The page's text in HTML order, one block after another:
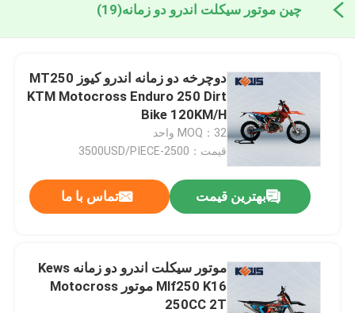
چین موتور سیکلت اندرو دو زمانه(19)
دوچرخه دو زمانه اندرو کیوز MT250
KTM Motocross Enduro 250 Dirt
Bike 120KM/H
MOQ：32 واحد
قیمت：2500-3500USD/PIECE
بهترین قیمت تماس با ما
موتور سیکلت اندرو دو زمانه Kews
Mlf250 K16 موتور Motocross
250CC 2T